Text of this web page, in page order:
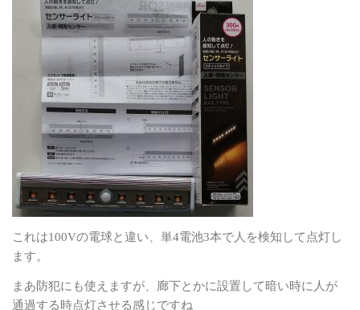
これは100Vの電球と違い、単4電池3本で人を検知して点灯し
ます。
まあ防犯にも使えますが、廊下とかに設置して暗い時に人が
通過する時点灯させる感じですね